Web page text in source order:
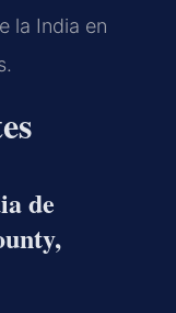
la India en
de